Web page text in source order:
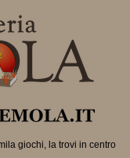
giochi, la trovi in centro